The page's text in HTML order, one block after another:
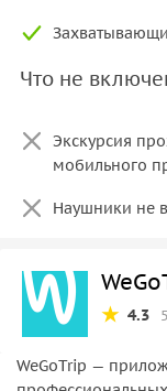
Что не
Экскурсия
мобильного
Наушники не
4.3
WeGoTrip —